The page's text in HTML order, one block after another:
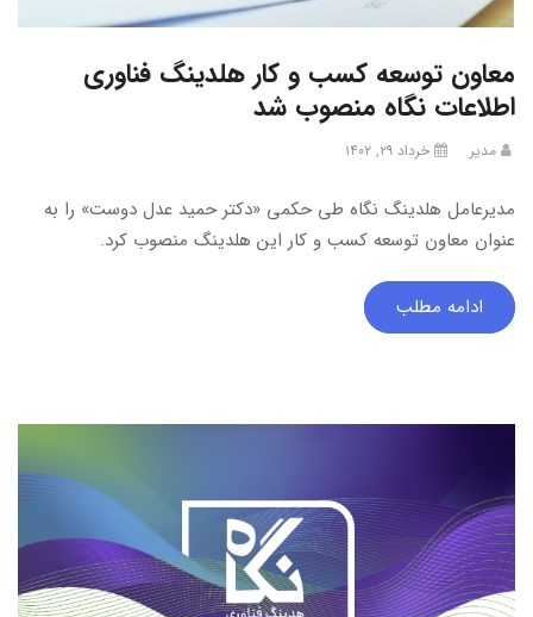
معاون توسعه کسب و کار هلدینگ فناوری
اطلاعات نگاه منصوب شد
مدیر خرداد ۲۹, ۱۴۰۲
مدیرعامل هلدینگ نگاه طی حکمی «دکتر حمید عدل دوست» را به
عنوان معاون توسعه کسب و کار این هلدینگ منصوب کرد.
ادامه مطلب